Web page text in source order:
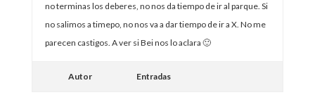
no terminas los deberes, no nos da tiempo de ir al parque. Si
no salimos a timepo, no nos va a dar tiempo de ir a X. No me
parecen castigos. A ver si Bei nos lo aclara 🙂
Autor Entradas